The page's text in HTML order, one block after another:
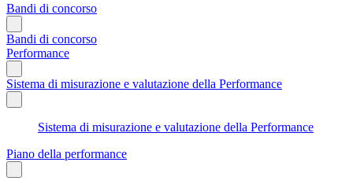
Bandi di concorso
Bandi di concorso
Performance
Sistema di misurazione e valutazione della Performance
Sistema di misurazione e valutazione della Performance
Piano della performance